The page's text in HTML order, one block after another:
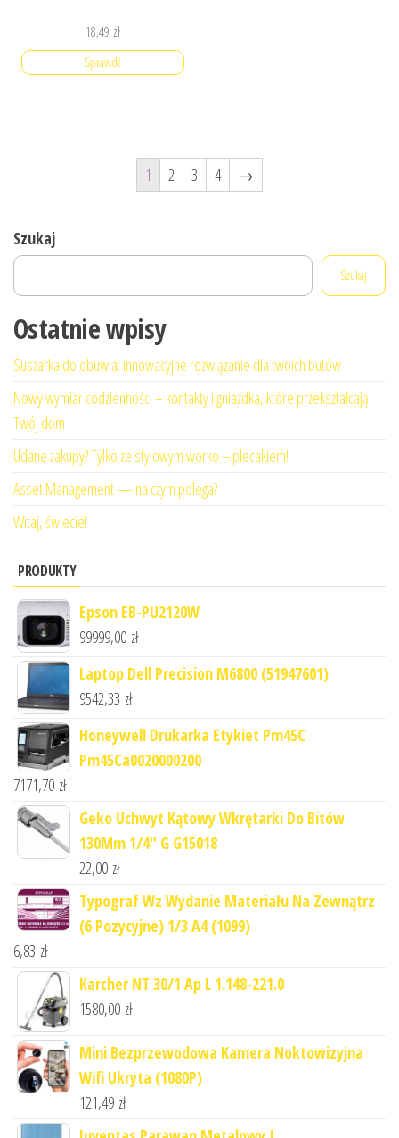
18,49 zł
Sprawdź
1 2 3 4 →
Szukaj
Szukaj
Ostatnie wpisy
Suszarka do obuwia: innowacyjne rozwiązanie dla twoich butów
Nowy wymiar codzienności – kontakty i gniazdka, które przekształcają
Twój dom
Udane zakupy? Tylko ze stylowym worko – plecakiem!
Asset Management — na czym polega?
Witaj, świecie!
PRODUKTY
Epson EB-PU2120W
99999,00 zł
Laptop Dell Precision M6800 (51947601)
9542,33 zł
Honeywell Drukarka Etykiet Pm45C
Pm45Ca0020000200
7171,70 zł
Geko Uchwyt Kątowy Wkrętarki Do Bitów
130Mm 1/4" G G15018
22,00 zł
Typograf Wz Wydanie Materiału Na Zewnątrz
(6 Pozycyjne) 1/3 A4 (1099)
6,83 zł
Karcher NT 30/1 Ap L 1.148-221.0
1580,00 zł
Mini Bezprzewodowa Kamera Noktowizyjna
Wifi Ukryta (1080P)
121,49 zł